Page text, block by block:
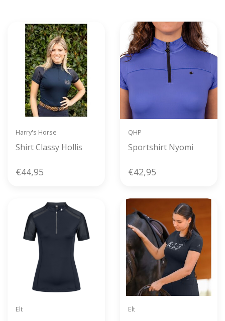
Harry's Horse
Shirt Classy Hollis
€44,95
QHP
Sportshirt Nyomi
€42,95
Elt Elt